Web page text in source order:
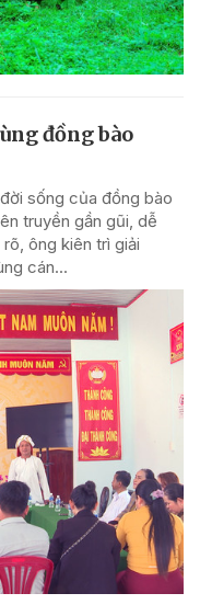
đồng bào
sống của đồng bào
truyền gần gũi, dễ
ông kiên trì giải
cán...